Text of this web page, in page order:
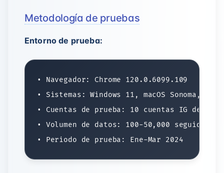
Metodología de pruebas
Entorno de prueba:
• Navegador: Chrome 120.0.6099.109
• Sistemas: Windows 11, macOS Sonoma,
• Cuentas de prueba: 10 cuentas IG de
• Volumen de datos: 100-50,000 seguidores